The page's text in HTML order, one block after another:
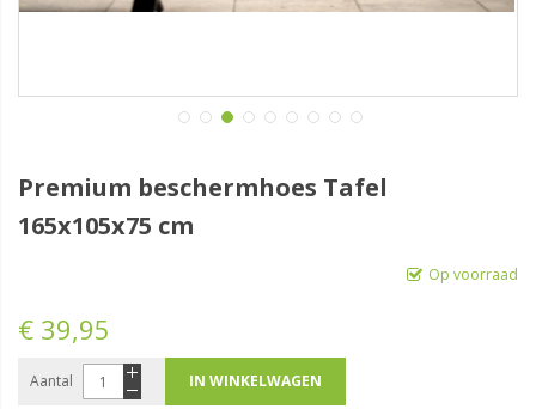
Premium beschermhoes Tafel
165x105x75 cm
Op voorraad
€ 39,95
Aantal IN WINKELWAGEN